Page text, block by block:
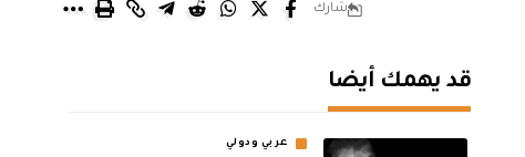
شارك
قد يهمك أيضا
عربي ودولي